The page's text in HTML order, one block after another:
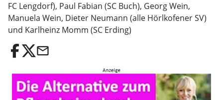
FC Lengdorf), Paul Fabian (SC Buch), Georg Wein,
Manuela Wein, Dieter Neumann (alle Hörlkofener SV)
und Karlheinz Momm (SC Erding)
email